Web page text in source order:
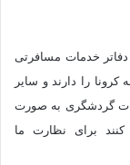
خدمات مسافرتی
را دارند و سایر
گردشگری به صورت
برای نظارت ما